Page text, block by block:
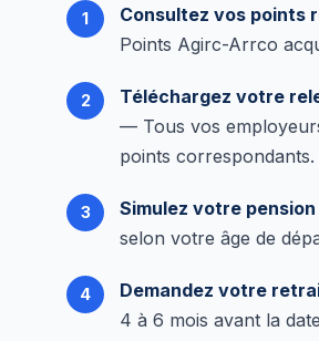
Consultez vos points
Points Agirc-Arrco
Téléchargez votre
— Tous vos
points correspondants.
Simulez votre pension
selon votre âge de
Demandez votre
4 à 6 mois avant la